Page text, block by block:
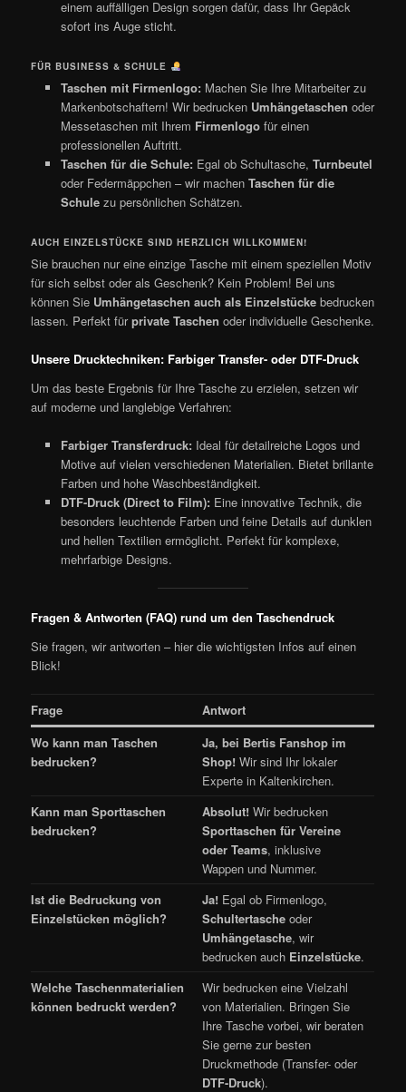
einem auffälligen Design sorgen dafür, dass Ihr Gepäck
sofort ins Auge sticht.
FÜR BUSINESS & SCHULE
Taschen mit Firmenlogo: Machen Sie Ihre Mitarbeiter zu
Markenbotschaftern! Wir bedrucken Umhängetaschen oder
Messetaschen mit Ihrem Firmenlogofür einen
professionellen Auftritt.
Taschen für die Schule: Egal ob Schultasche, Turnbeutel
oder Federmäppchen – wir machen Taschen für die
Schulezu persönlichen Schätzen.
AUCH EINZELSTÜCKE SIND HERZLICH WILLKOMMEN!
Sie brauchen nur eine einzige Tasche mit einem speziellen Motiv
für sich selbst oder als Geschenk? Kein Problem! Bei uns
können Sie Umhängetaschen auch als Einzelstücke bedrucken
lassen. Perfekt fürprivate Taschen oder individuelle Geschenke.
Unsere Drucktechniken: Farbiger Transfer- oder DTF-Druck
Um das beste Ergebnis für Ihre Tasche zu erzielen, setzen wir
auf moderne und langlebige Verfahren:
Farbiger Transferdruck: Ideal für detailreiche Logos und
Motive auf vielen verschiedenen Materialien. Bietet brillante
Farben und hohe Waschbeständigkeit.
DTF-Druck (Direct to Film): Eine innovative Technik, die
besonders leuchtende Farben und feine Details auf dunklen
und hellen Textilien ermöglicht. Perfekt für komplexe,
mehrfarbige Designs.
Fragen & Antworten (FAQ) rund um den Taschendruck
Sie fragen, wir antworten – hier die wichtigsten Infos auf einen
Blick!
Frage
Antwort
Wo kann man Taschen
bedrucken?
Ja, bei Bertis Fanshop im
Shop! Wir sind Ihr lokaler
Experte in Kaltenkirchen.
Kann man Sporttaschen
bedrucken?
Absolut! Wir bedrucken
Sporttaschen für Vereine
oder Teams, inklusive
Wappen und Nummer.
Ist die Bedruckung von
Einzelstücken möglich?
Ja! Egal ob Firmenlogo,
Schultertasche oder
Umhängetasche, wir
bedrucken auch Einzelstücke.
Welche Taschenmaterialien
können bedruckt werden?
Wir bedrucken eine Vielzahl
von Materialien. Bringen Sie
Ihre Tasche vorbei, wir beraten
Sie gerne zur besten
Druckmethode (Transfer- oder
DTF-Druck).